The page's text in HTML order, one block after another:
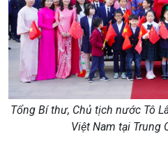
Tổng Bí thư, Chủ tịch nước Tô
Việt Nam tại Trung